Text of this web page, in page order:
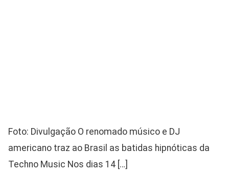
Foto: Divulgação O renomado músico e DJ
americano traz ao Brasil as batidas hipnóticas da
Techno Music Nos dias 14 […]